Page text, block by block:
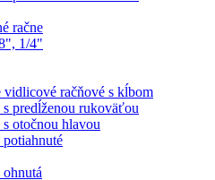
račne
1/4"
račňové s kĺbom
s predĺženou rukoväťou
s otočnou hlavou
potiahnuté
ohnutá